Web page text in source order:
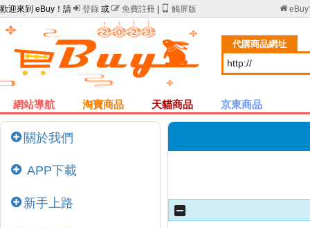
歡迎來到 eBuy！請  登錄 或  免費註冊 觸屏版 eBuy
代購商品網址
網站導航 淘寶商品 天貓商品 京東商品
關於我們
APP下載
新手上路